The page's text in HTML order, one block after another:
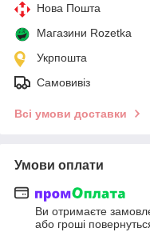
Нова Пошта
Магазини Rozetka
Укрпошта
Самовивіз
Всі умови доставки
Умови оплати
Ви отримаєте
або гроші